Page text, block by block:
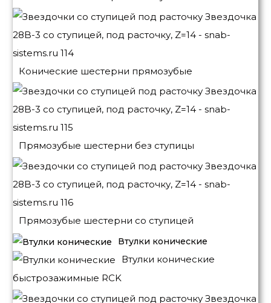
Конические шестерни прямозубые
Прямозубые шестерни без ступицы
Прямозубые шестерни со ступицей
Втулки конические
Втулки конические
быстрозажимные RCK